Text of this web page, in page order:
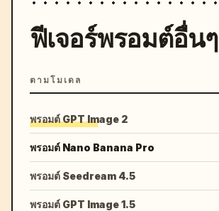
ฟีเจอร์พรอมต์อื่นๆ
ตามโมเดล
พรอมต์ GPT Image 2
พรอมต์ Nano Banana Pro
พรอมต์ Seedream 4.5
พรอมต์ GPT Image 1.5